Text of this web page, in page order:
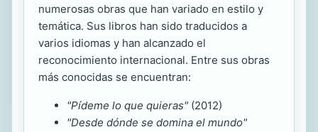
numerosas obras que han variado en estilo y
temática. Sus libros han sido traducidos a
varios idiomas y han alcanzado el
reconocimiento internacional. Entre sus obras
más conocidas se encuentran:
"Pídeme lo que quieras" (2012)
"Desde dónde se domina el mundo"